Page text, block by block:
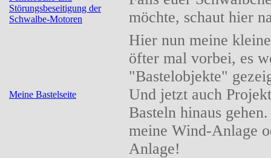
Störungsbeseitigung der
Schwalbe-Motoren
möchte, schaut hier
Meine Bastelseite
Hier nun meine
öfter mal vorbei, es
"Bastelobjekte"
Und jetzt auch
Basteln hinaus
meine Wind-Anlage
Anlage!